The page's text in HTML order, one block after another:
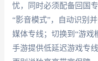
忧，同时必须配备回国
“影音模式”，自动识别
媒体专线；切换到“游戏
手游提供低延迟游戏专